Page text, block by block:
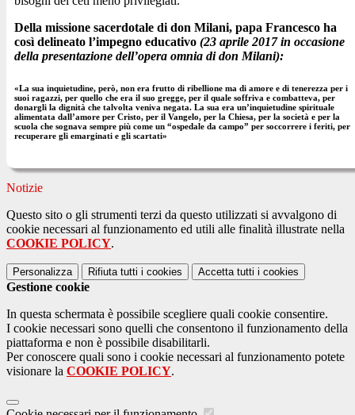
Della missione sacerdotale di don Milani, papa Francesco ha
così delineato l’impegno educativo (23 aprile 2017 in occasione
della presentazione dell’opera omnia di don Milani):
«La sua inquietudine, però, non era frutto di ribellione ma di amore e di tenerezza per i
suoi ragazzi, per quello che era il suo gregge, per il quale soffriva e combatteva, per
donargli la dignità che talvolta veniva negata. La sua era un’inquietudine spirituale
alimentata dall’amore per Cristo, per il Vangelo, per la Chiesa, per la società e per la
scuola che sognava sempre più come un “ospedale da campo” per soccorrere i feriti, per
recuperare gli emarginati e gli scartati»
Notizie
Questo sito o gli strumenti terzi da questo utilizzati si avvalgono di
cookie necessari al funzionamento ed utili alle finalità illustrate nella
COOKIE POLICY.
Personalizza Rifiuta tutti i cookies Accetta tutti i cookies
Gestione cookie
In questa schermata è possibile scegliere quali cookie consentire.
I cookie necessari sono quelli che consentono il funzionamento della
piattaforma e non è possibile disabilitarli.
Per conoscere quali sono i cookie necessari al funzionamento potete
visionare la COOKIE POLICY.